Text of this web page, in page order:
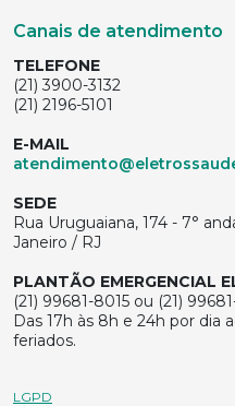
Canais de atendimento
TELEFONE
(21) 3900-3132
(21) 2196-5101
E-MAIL
SEDE
Rua Uruguaiana, 174 - 7°
Janeiro / RJ
PLANTÃO EMERGENCIAL
(21) 99681-8015 ou (21)
Das 17h às 8h e 24h por dia
feriados.
LGPD